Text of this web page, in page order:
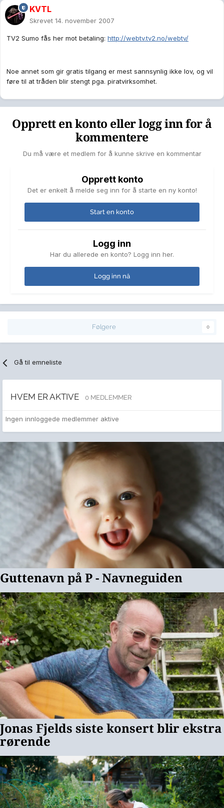
KVTL
Skrevet 14. november 2007
TV2 Sumo fås her mot betaling: http://webtv.tv2.no/webtv/
Noe annet som gir gratis tilgang er mest sannsynlig ikke lov, og vil
føre til at tråden blir stengt pga. piratvirksomhet.
Opprett en konto eller logg inn for å
kommentere
Du må være et medlem for å kunne skrive en kommentar
Opprett konto
Det er enkelt å melde seg inn for å starte en ny konto!
Start en konto
Logg inn
Har du allerede en konto? Logg inn her.
Logg inn nå
Følgere 0
Gå til emneliste
HVEM ER AKTIVE 0 MEDLEMMER
Ingen innloggede medlemmer aktive